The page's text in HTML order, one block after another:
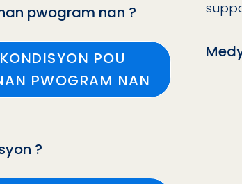
pwogram nan ?
POU
PWOGRAM NAN
?